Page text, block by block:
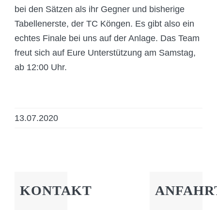
bei den Sätzen als ihr Gegner und bisherige
Tabellenerste, der TC Köngen. Es gibt also ein
echtes Finale bei uns auf der Anlage. Das Team
freut sich auf Eure Unterstützung am Samstag,
ab 12:00 Uhr.
13.07.2020
KONTAKT